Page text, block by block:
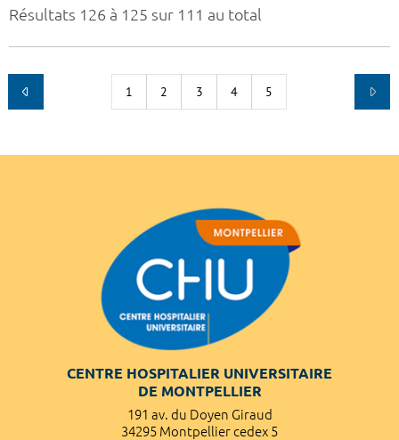
Résultats 126 à 125 sur 111 au total
1 2 3 4 5
CENTRE HOSPITALIER UNIVERSITAIRE
DE MONTPELLIER
191 av. du Doyen Giraud
34295 Montpellier cedex 5